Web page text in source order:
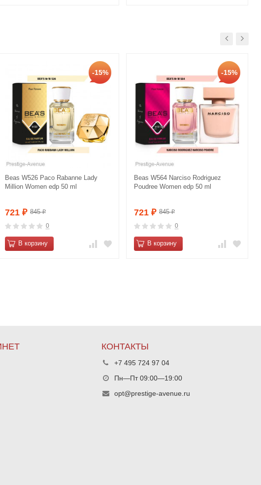
-15%
Beas W526 Paco Rabanne Lady
Million Women edp 50 ml
721 ₽ 845₽
0
В корзину
-15%
Beas W564 Narciso Rodriguez
Poudree Women edp 50 ml
721 ₽ 845₽
0
В корзину
КОНТАКТЫ
+7 495 724 97 04
Пн—Пт 09:00—19:00
opt@prestige-avenue.ru